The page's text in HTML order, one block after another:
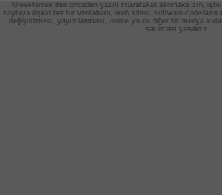
Greekferries’den önceden yazılı muvafakat alınmaksızın,
sayfaya ilişkin her tür veritabanı, web sitesi, software-code’ların
değiştirilmesi, yayımlanması, online ya da diğer bir medya
satılması yasaktır.